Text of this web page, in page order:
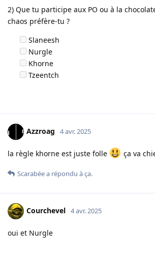
2) Que tu participe aux PO ou à la
chaos préfère-tu ?
Slaneesh
Nurgle
Khorne
Tzeentch
Azzroag 4 avr. 2025
la règle khorne est juste folle ça va
Scarabéea répondu à ça.
Courchevel 4 avr. 2025
oui et Nurgle